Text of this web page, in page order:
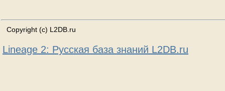
Copyright (c) L2DB.ru
Lineage 2: Русская база знаний L2DB.ru